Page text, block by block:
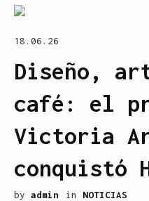
18.06.26
Diseño,
café: el
Victoria
conquistó
by admin in NOTICIAS